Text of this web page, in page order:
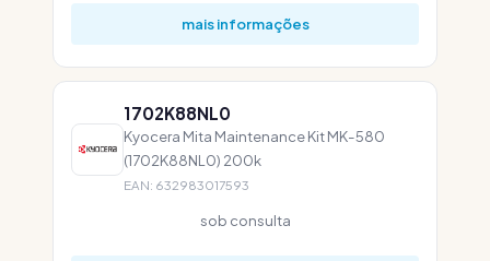
mais informações
1702K88NL0
Kyocera Mita Maintenance Kit MK-580
(1702K88NL0) 200k
EAN: 632983017593
sob consulta